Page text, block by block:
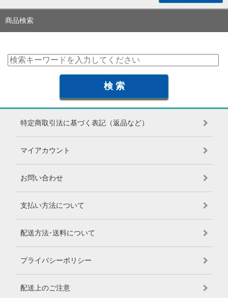
商品検索
特定商取引法に基づく表記（返品など）
マイアカウント
お問い合わせ
支払い方法について
配送方法･送料について
プライバシーポリシー
配送上のご注意